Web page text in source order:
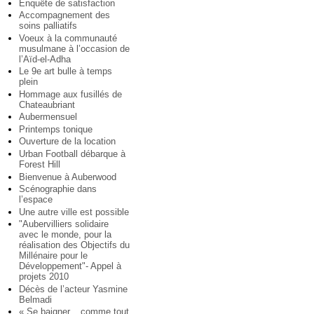
Enquête de satisfaction
Accompagnement des
soins palliatifs
Voeux à la communauté
musulmane à l’occasion de
l’Aïd-el-Adha
Le 9e art bulle à temps
plein
Hommage aux fusillés de
Chateaubriant
Aubermensuel
Printemps tonique
Ouverture de la location
Urban Football débarque à
Forest Hill
Bienvenue à Auberwood
Scénographie dans
l’espace
Une autre ville est possible
"Aubervilliers solidaire
avec le monde, pour la
réalisation des Objectifs du
Millénaire pour le
Développement"- Appel à
projets 2010
Décès de l’acteur Yasmine
Belmadi
« Se baigner... comme tout